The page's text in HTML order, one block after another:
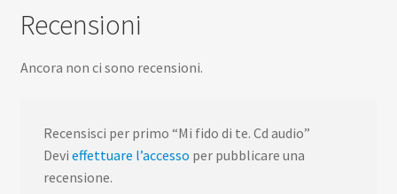
Recensioni
Ancora non ci sono recensioni.
Recensisci per primo “Mi fido di te. Cd audio”
Devi effettuare l’accesso per pubblicare una
recensione.